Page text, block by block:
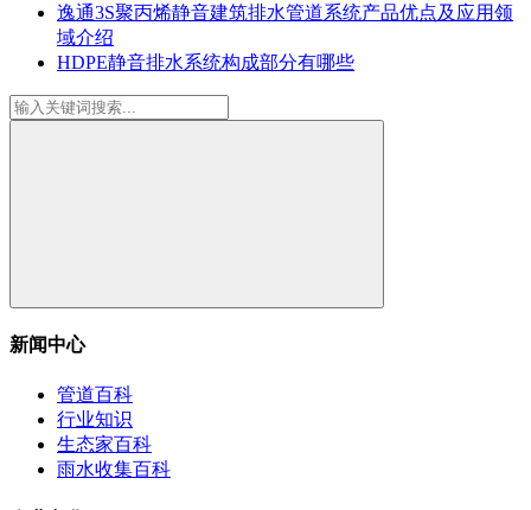
逸通3S聚丙烯静音建筑排水管道系统产品优点及应用领
域介绍
HDPE静音排水系统构成部分有哪些
新闻中心
管道百科
行业知识
生态家百科
雨水收集百科